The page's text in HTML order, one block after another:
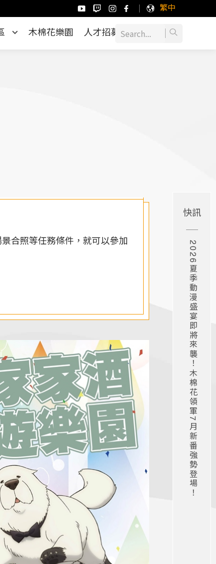
繁中
木棉花樂園 人才招募
合照等任務條件，就可以參加
快訊
2026夏季動漫盛宴即將來襲！木棉花領軍7月新番強勢登場！